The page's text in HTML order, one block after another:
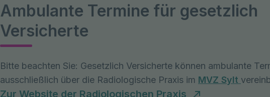
Ambulante Termine für gesetzlich
Versicherte
Bitte beachten Sie: Gesetzlich Versicherte können ambulante
ausschließlich über die Radiologische Praxis im MVZ Sylt
Zur Website der Radiologischen Praxis